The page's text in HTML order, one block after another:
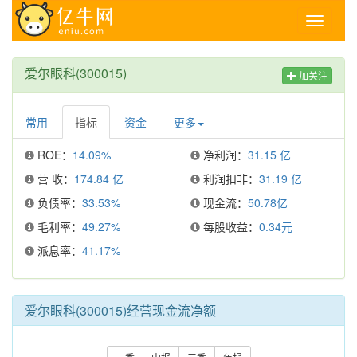
Toggle
爱尔眼科(300015) 加关注
常用 指标 资金 更多
ROE： 14.09% 净利润： 31.15 亿
营 收： 174.84 亿 利润扣非： 31.19 亿
负债率： 33.53% 现金流： 50.78亿
毛利率： 49.27% 每股收益： 0.34元
派息率： 41.17%
爱尔眼科(300015)经营现金流净额